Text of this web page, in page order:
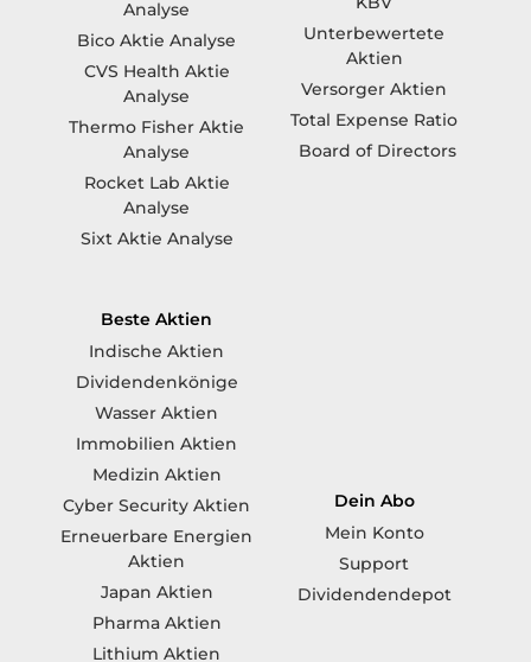
Analyse
Bico Aktie Analyse
CVS Health Aktie
Analyse
Thermo Fisher Aktie
Analyse
Rocket Lab Aktie
Analyse
Sixt Aktie Analyse
Unterbewertete
Aktien
Versorger Aktien
Total Expense Ratio
Board of Directors
Beste Aktien
Indische Aktien
Dividendenkönige
Wasser Aktien
Immobilien Aktien
Medizin Aktien
Cyber Security Aktien
Erneuerbare Energien
Aktien
Japan Aktien
Pharma Aktien
Lithium Aktien
Dein Abo
Mein Konto
Support
Dividendendepot